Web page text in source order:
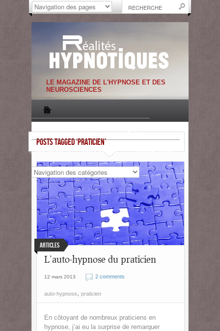
LE MAGAZINE DE L'HYPNOSE ET DES
NEUROSCIENCES
MEMBRES CATEGORIES CONNEXION
POSTS TAGGED ‘PRATICIEN’
Articles
L’auto-hypnose du praticien
12 mars 2013 2 comments
auto-hypnose, praticien
En côtoyant de nombreux praticiens en
hypnose, j’ai eu la surprise de remarquer